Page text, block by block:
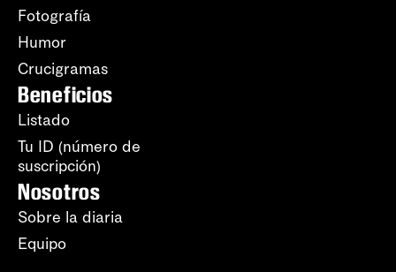
Fotografía
Humor
Crucigramas
Beneficios
Listado
Tu ID (número de
suscripción)
Nosotros
Sobre la diaria
Equipo